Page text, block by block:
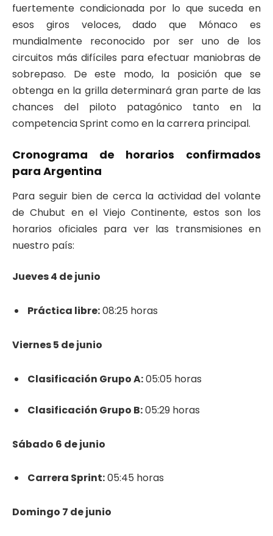
fuertemente condicionada por lo que suceda en
esos giros veloces, dado que Mónaco es
mundialmente reconocido por ser uno de los
circuitos más difíciles para efectuar maniobras de
sobrepaso. De este modo, la posición que se
obtenga en la grilla determinará gran parte de las
chances del piloto patagónico tanto en la
competencia Sprint como en la carrera principal.
Cronograma de horarios confirmados
para Argentina
Para seguir bien de cerca la actividad del volante
de Chubut en el Viejo Continente, estos son los
horarios oficiales para ver las transmisiones en
nuestro país:
Jueves 4 de junio
Práctica libre:08:25 horas
Viernes 5 de junio
Clasificación Grupo A:05:05 horas
Clasificación Grupo B:05:29 horas
Sábado 6 de junio
Carrera Sprint:05:45 horas
Domingo 7 de junio